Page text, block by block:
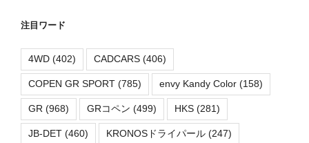
注目ワード
4WD (402) CADCARS (406)
COPEN GR SPORT (785) envy Kandy Color (158)
GR (968) GRコペン (499) HKS (281)
JB-DET (460) KRONOSドライパール (247)